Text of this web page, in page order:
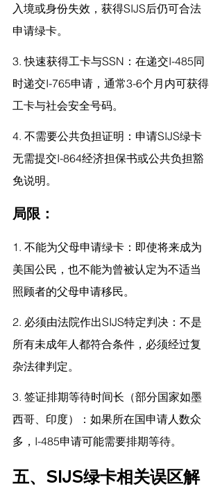
入境或身份失效，获得SIJS后仍可合法
申请绿卡。
3. 快速获得工卡与SSN：在递交I-485同
时递交I-765申请，通常3-6个月内可获得
工卡与社会安全号码。
4. 不需要公共负担证明：申请SIJS绿卡
无需提交I-864经济担保书或公共负担豁
免说明。
局限：
1. 不能为父母申请绿卡：即使将来成为
美国公民，也不能为曾被认定为不适当
照顾者的父母申请移民。
2. 必须由法院作出SIJS特定判决：不是
所有未成年人都符合条件，必须经过复
杂法律判定。
3. 签证排期等待时间长（部分国家如墨
西哥、印度）：如果所在国申请人数众
多，I-485申请可能需要排期等待。
五、SIJS绿卡相关误区解